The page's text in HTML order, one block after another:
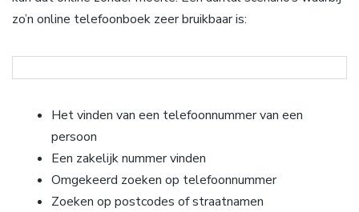
zo’n online telefoonboek zeer bruikbaar is:
Het vinden van een telefoonnummer van een
persoon
Een zakelijk nummer vinden
Omgekeerd zoeken op telefoonnummer
Zoeken op postcodes of straatnamen